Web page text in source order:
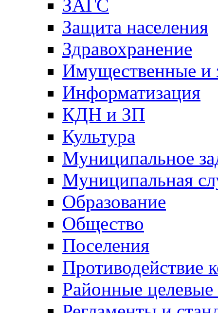
ЗАГС
Защита населения
Здравохранение
Имущественные и
Информатизация
КДН и ЗП
Культура
Муниципальное
Муниципальная
Образование
Общество
Поселения
Противодействие
Районные